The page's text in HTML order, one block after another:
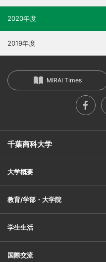
2020年度
2019年度
千葉商科大学
MIRAI Times
大学概要
教育/学部・大学院
学生生活
国際交流